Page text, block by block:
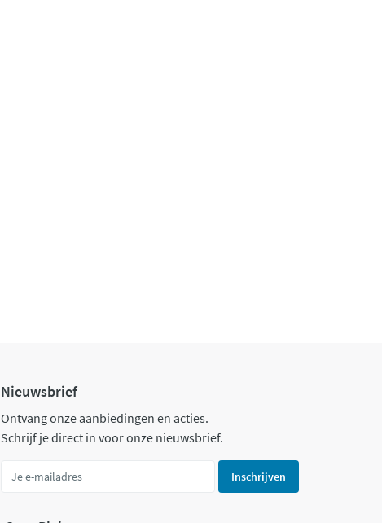
Nieuwsbrief
Ontvang onze aanbiedingen en acties.
Schrijf je direct in voor onze nieuwsbrief.
Inschrijven